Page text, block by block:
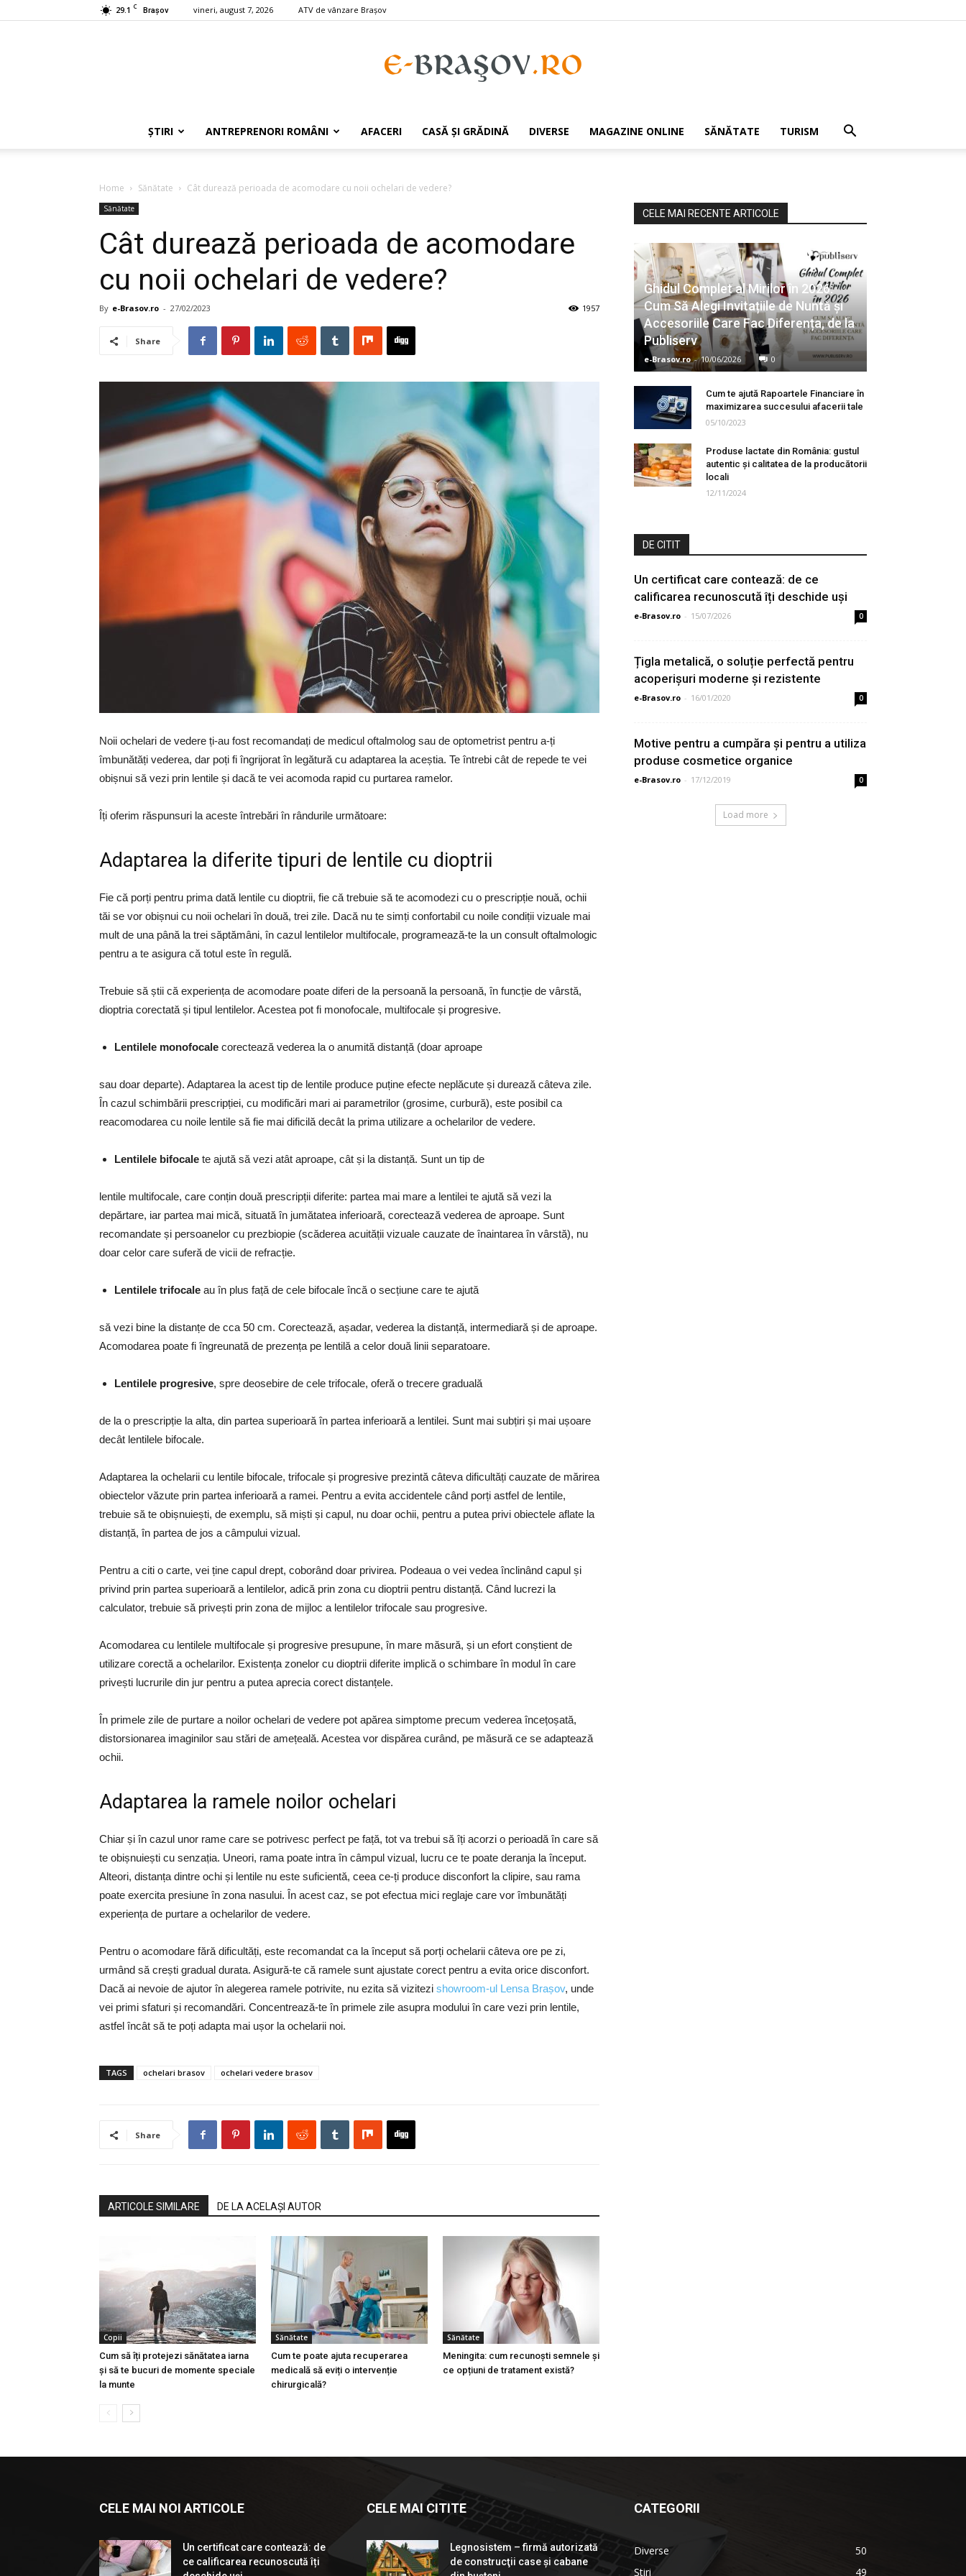
29.1 C Braşov vineri, august 7, 2026 ATV de vânzare Braşov
e-
ȘTIRI ANTREPRENORI ROMÂNI AFACERI CASĂ ȘI GRĂDINĂ DIVERSE MAGAZINE ONLINE SĂNĂTATE TURISM
Home Sănătate Cât durează perioada de acomodare cu noii ochelari de vedere?
Sănătate
Cât durează perioada de acomodare
cu noii ochelari de vedere?
By e-Brasov.ro - 27/02/2023 1957
Share
Noii ochelari de vedere ți-au fost recomandați de medicul oftalmolog sau de optometrist pentru a-ți
îmbunătăți vederea, dar poți fi îngrijorat în legătură cu adaptarea la aceștia. Te întrebi cât de repede te vei
obișnui să vezi prin lentile și dacă te vei acomoda rapid cu purtarea ramelor.
Îți oferim răspunsuri la aceste întrebări în rândurile următoare:
Adaptarea la diferite tipuri de lentile cu dioptrii
Fie că porți pentru prima dată lentile cu dioptrii, fie că trebuie să te acomodezi cu o prescripție nouă, ochii
tăi se vor obișnui cu noii ochelari în două, trei zile. Dacă nu te simți confortabil cu noile condiții vizuale mai
mult de una până la trei săptămâni, în cazul lentilelor multifocale, programează-te la un consult oftalmologic
pentru a te asigura că totul este în regulă.
Trebuie să știi că experiența de acomodare poate diferi de la persoană la persoană, în funcție de vârstă,
dioptria corectată și tipul lentilelor. Acestea pot fi monofocale, multifocale și progresive.
Lentilele monofocale corectează vederea la o anumită distanță (doar aproape
sau doar departe). Adaptarea la acest tip de lentile produce puține efecte neplăcute și durează câteva zile.
În cazul schimbării prescripției, cu modificări mari ai parametrilor (grosime, curbură), este posibil ca
reacomodarea cu noile lentile să fie mai dificilă decât la prima utilizare a ochelarilor de vedere.
Lentilele bifocale te ajută să vezi atât aproape, cât și la distanță. Sunt un tip de
lentile multifocale, care conțin două prescripții diferite: partea mai mare a lentilei te ajută să vezi la
depărtare, iar partea mai mică, situată în jumătatea inferioară, corectează vederea de aproape. Sunt
recomandate și persoanelor cu prezbiopie (scăderea acuității vizuale cauzate de înaintarea în vârstă), nu
doar celor care suferă de vicii de refracție.
Lentilele trifocale au în plus față de cele bifocale încă o secțiune care te ajută
să vezi bine la distanțe de cca 50 cm. Corectează, așadar, vederea la distanță, intermediară și de aproape.
Acomodarea poate fi îngreunată de prezența pe lentilă a celor două linii separatoare.
Lentilele progresive, spre deosebire de cele trifocale, oferă o trecere graduală
de la o prescripție la alta, din partea superioară în partea inferioară a lentilei. Sunt mai subțiri și mai ușoare
decât lentilele bifocale.
Adaptarea la ochelarii cu lentile bifocale, trifocale și progresive prezintă câteva dificultăți cauzate de mărirea
obiectelor văzute prin partea inferioară a ramei. Pentru a evita accidentele când porți astfel de lentile,
trebuie să te obișnuiești, de exemplu, să miști și capul, nu doar ochii, pentru a putea privi obiectele aflate la
distanță, în partea de jos a câmpului vizual.
Pentru a citi o carte, vei ține capul drept, coborând doar privirea. Podeaua o vei vedea înclinând capul și
privind prin partea superioară a lentilelor, adică prin zona cu dioptrii pentru distanță. Când lucrezi la
calculator, trebuie să privești prin zona de mijloc a lentilelor trifocale sau progresive.
Acomodarea cu lentilele multifocale și progresive presupune, în mare măsură, și un efort conștient de
utilizare corectă a ochelarilor. Existența zonelor cu dioptrii diferite implică o schimbare în modul în care
privești lucrurile din jur pentru a putea aprecia corect distanțele.
În primele zile de purtare a noilor ochelari de vedere pot apărea simptome precum vederea încețoșată,
distorsionarea imaginilor sau stări de amețeală. Acestea vor dispărea curând, pe măsură ce se adaptează
ochii.
Adaptarea la ramele noilor ochelari
Chiar și în cazul unor rame care se potrivesc perfect pe față, tot va trebui să îți acorzi o perioadă în care să
te obișnuiești cu senzația. Uneori, rama poate intra în câmpul vizual, lucru ce te poate deranja la început.
Alteori, distanța dintre ochi și lentile nu este suficientă, ceea ce-ți produce disconfort la clipire, sau rama
poate exercita presiune în zona nasului. În acest caz, se pot efectua mici reglaje care vor îmbunătăți
experiența de purtare a ochelarilor de vedere.
Pentru o acomodare fără dificultăți, este recomandat ca la început să porți ochelarii câteva ore pe zi,
urmând să crești gradual durata. Asigură-te că ramele sunt ajustate corect pentru a evita orice disconfort.
Dacă ai nevoie de ajutor în alegerea ramele potrivite, nu ezita să vizitezi showroom-ul Lensa Brașov, unde
vei primi sfaturi și recomandări. Concentrează-te în primele zile asupra modului în care vezi prin lentile,
astfel încât să te poți adapta mai ușor la ochelarii noi.
TAGS ochelari brasov ochelari vedere brasov
Share
ARTICOLE SIMILARE DE LA ACELAȘI AUTOR
Copii
Cum să îți protejezi sănătatea iarna
și să te bucuri de momente speciale
la munte
Sănătate
Cum te poate ajuta recuperarea
medicală să eviți o intervenție
chirurgicală?
Sănătate
Meningita: cum recunoști semnele și
ce opțiuni de tratament există?
CELE MAI RECENTE ARTICOLE
Ghidul Complet al Mirilor în 2026:
Cum Să Alegi Invitațiile de Nuntă și
Accesoriile Care Fac Diferența, de la
Publiserv
e-Brasov.ro - 10/06/2026 0
Cum te ajută Rapoartele Financiare în
maximizarea succesului afacerii tale
05/10/2023
Produse lactate din România: gustul
autentic și calitatea de la producătorii
locali
12/11/2024
DE CITIT
Un certificat care contează: de ce
calificarea recunoscută îți deschide uși
e-Brasov.ro - 15/07/2026 0
Țigla metalică, o soluție perfectă pentru
acoperișuri moderne și rezistente
e-Brasov.ro - 16/01/2020 0
Motive pentru a cumpăra și pentru a utiliza
produse cosmetice organice
e-Brasov.ro - 17/12/2019 0
Load more
CELE MAI NOI ARTICOLE
Un certificat care contează: de
ce calificarea recunoscută îți
CELE MAI CITITE
Legnosistem – firmă autorizată
de construcţii case și cabane
CATEGORII
Diverse
50
Știri
49